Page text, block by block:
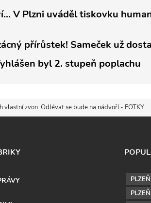
V Plzni uváděl tiskovku
přírůstek! Sameček už
byl 2. stupeň poplachu
vlastní zvon. Odlévat se bude na nádvoří - FOTKY
PLZEŇ